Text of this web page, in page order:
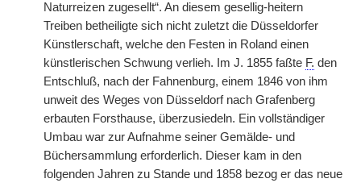
Naturreizen zugesellt“. An diesem gesellig-heitern
Treiben betheiligte sich nicht zuletzt die Düsseldorfer
Künstlerschaft, welche den Festen in Roland einen
künstlerischen Schwung verlieh. Im J. 1855 faßte F. den
Entschluß, nach der Fahnenburg, einem 1846 von ihm
unweit des Weges von Düsseldorf nach Grafenberg
erbauten Forsthause, überzusiedeln. Ein vollständiger
Umbau war zur Aufnahme seiner Gemälde- und
Büchersammlung erforderlich. Dieser kam in den
folgenden Jahren zu Stande und 1858 bezog er das neue